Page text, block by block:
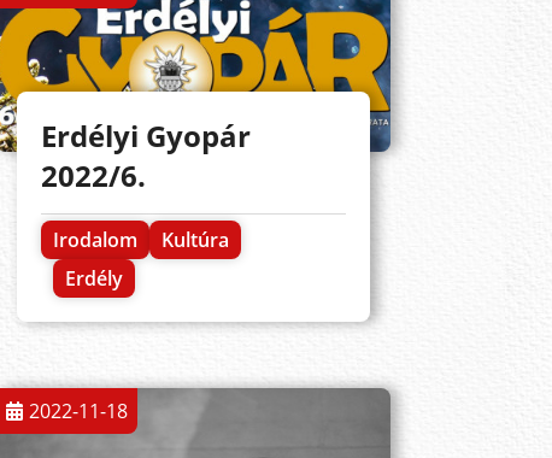
Erdélyi Gyopár
2022/6.
Irodalom
Kultúra
Erdély
2022-11-18